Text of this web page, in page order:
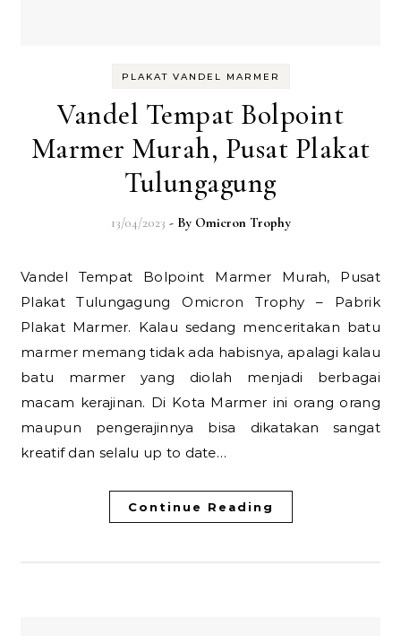
PLAKAT VANDEL MARMER
Vandel Tempat Bolpoint
Marmer Murah, Pusat Plakat
Tulungagung
13/04/2023 - By Omicron Trophy
Vandel Tempat Bolpoint Marmer Murah, Pusat
Plakat Tulungagung Omicron Trophy – Pabrik
Plakat Marmer. Kalau sedang menceritakan batu
marmer memang tidak ada habisnya, apalagi kalau
batu marmer yang diolah menjadi berbagai
macam kerajinan. Di Kota Marmer ini orang orang
maupun pengerajinnya bisa dikatakan sangat
kreatif dan selalu up to date…
Continue Reading